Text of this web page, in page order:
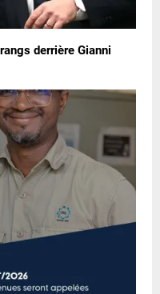
derrière Gianni